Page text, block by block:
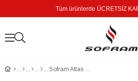
Tüm ürünlerde ÜCRETSİZ
Sofram Atlas 28 cm Basık Tencere - 5,10 Litre